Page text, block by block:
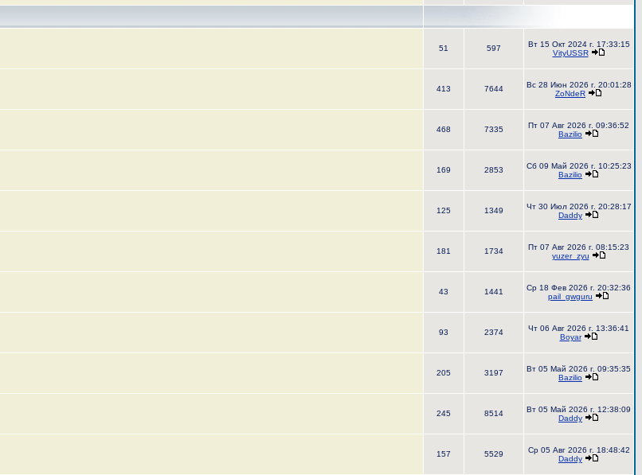
51 597
Вт 15 Окт 2024 г. 17:33:15
VityUSSR
413 7644
Вс 28 Июн 2026 г. 20:01:28
ZoNdeR
468 7335
Пт 07 Авг 2026 г. 09:36:52
Bazilio
169 2853
Сб 09 Май 2026 г. 10:25:23
Bazilio
125 1349
Чт 30 Июл 2026 г. 20:28:17
Daddy
181 1734
Пт 07 Авг 2026 г. 08:15:23
yuzer_zyu
43 1441
Ср 18 Фев 2026 г. 20:32:36
pail_gwguru
93 2374
Чт 06 Авг 2026 г. 13:36:41
Boyar
205 3197
Вт 05 Май 2026 г. 09:35:35
Bazilio
245 8514
Вт 05 Май 2026 г. 12:38:09
Daddy
157 5529
Ср 05 Авг 2026 г. 18:48:42
Daddy